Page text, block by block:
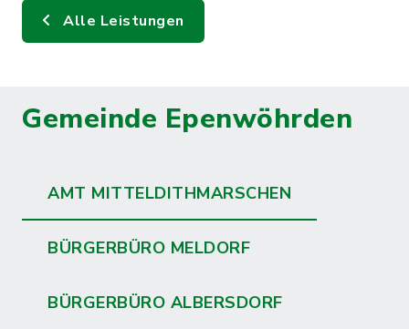
Alle Leistungen
Gemeinde Epenwöhrden
AMT MITTELDITHMARSCHEN
BÜRGERBÜRO MELDORF
BÜRGERBÜRO ALBERSDORF